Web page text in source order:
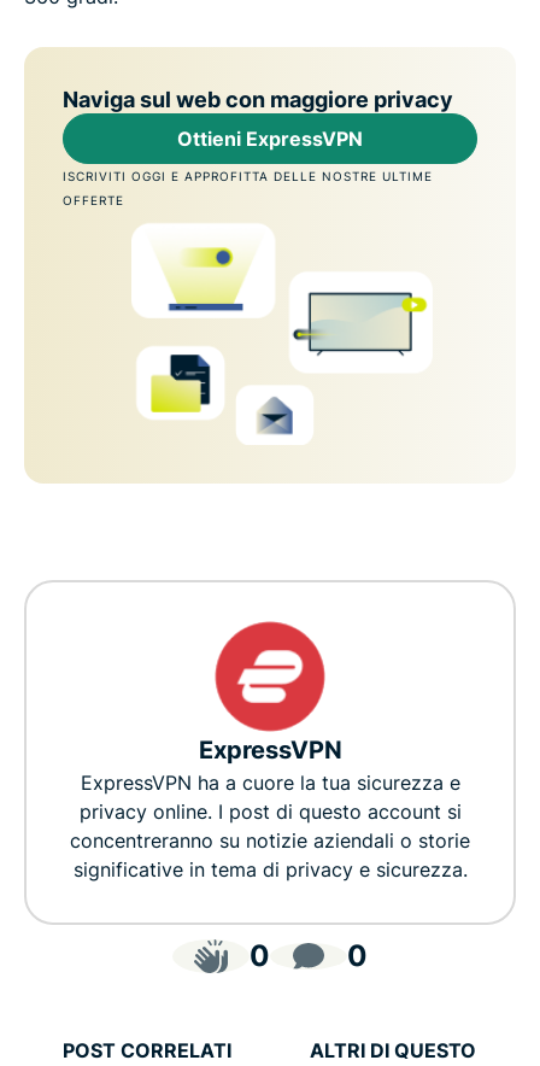
Naviga sul web con maggiore privacy
Ottieni ExpressVPN
ISCRIVITI OGGI E APPROFITTA DELLE NOSTRE ULTIME
OFFERTE
ExpressVPN
ExpressVPN ha a cuore la tua sicurezza e
privacy online. I post di questo account si
concentreranno su notizie aziendali o storie
significative in tema di privacy e sicurezza.
0 0
POST CORRELATI
ALTRI DI QUESTO